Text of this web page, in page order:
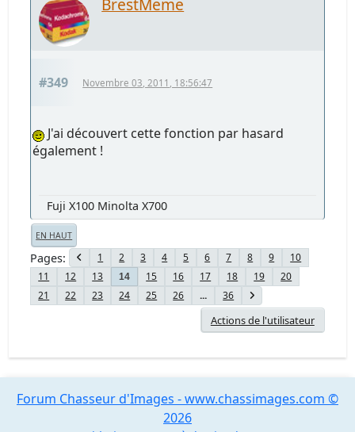
BrestMeme
#349 Novembre 03, 2011, 18:56:47
J'ai découvert cette fonction par hasard
également !
Fuji X100 Minolta X700
EN HAUT
Pages 1 2 3 4 5 6 7 8 9
10
11
12 13 14 15 16 17 18 19
20
21
22 23 24 25 26 ... 36
Actions de l'utilisateur
Forum Chasseur d'Images - www.chassimages.com ©
2026